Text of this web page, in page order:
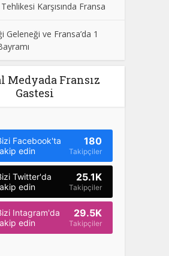
Karşısında Fransa
Geleneği ve Fransa’da 1
Medyada Fransız
Gastesi
Facebook'ta
edin
180
Takipçiler
Twitter'da
edin
25.1K
Takipçiler
Intagram'da
edin
29.5K
Takipçiler